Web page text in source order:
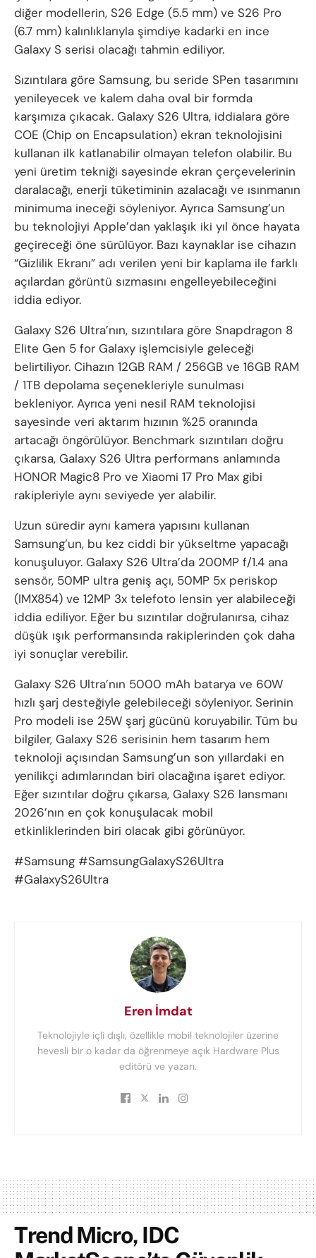
diğer modellerin, S26 Edge (5.5 mm) ve S26 Pro
(6.7 mm) kalınlıklarıyla şimdiye kadarki en ince
Galaxy S serisi olacağı tahmin ediliyor.
Sızıntılara göre Samsung, bu seride SPen tasarımını
yenileyecek ve kalem daha oval bir formda
karşımıza çıkacak. Galaxy S26 Ultra, iddialara göre
COE (Chip on Encapsulation) ekran teknolojisini
kullanan ilk katlanabilir olmayan telefon olabilir. Bu
yeni üretim tekniği sayesinde ekran çerçevelerinin
daralacağı, enerji tüketiminin azalacağı ve ısınmanın
minimuma ineceği söyleniyor. Ayrıca Samsung’un
bu teknolojiyi Apple’dan yaklaşık iki yıl önce hayata
geçireceği öne sürülüyor. Bazı kaynaklar ise cihazın
“Gizlilik Ekranı” adı verilen yeni bir kaplama ile farklı
açılardan görüntü sızmasını engelleyebileceğini
iddia ediyor.
Galaxy S26 Ultra’nın, sızıntılara göre Snapdragon 8
Elite Gen 5 for Galaxy işlemcisiyle geleceği
belirtiliyor. Cihazın 12GB RAM / 256GB ve 16GB RAM
/ 1TB depolama seçenekleriyle sunulması
bekleniyor. Ayrıca yeni nesil RAM teknolojisi
sayesinde veri aktarım hızının %25 oranında
artacağı öngörülüyor. Benchmark sızıntıları doğru
çıkarsa, Galaxy S26 Ultra performans anlamında
HONOR Magic8 Pro ve Xiaomi 17 Pro Max gibi
rakipleriyle aynı seviyede yer alabilir.
Uzun süredir aynı kamera yapısını kullanan
Samsung’un, bu kez ciddi bir yükseltme yapacağı
konuşuluyor. Galaxy S26 Ultra’da 200MP f/1.4 ana
sensör, 50MP ultra geniş açı, 50MP 5x periskop
(IMX854) ve 12MP 3x telefoto lensin yer alabileceği
iddia ediliyor. Eğer bu sızıntılar doğrulanırsa, cihaz
düşük ışık performansında rakiplerinden çok daha
iyi sonuçlar verebilir.
Galaxy S26 Ultra’nın 5000 mAh batarya ve 60W
hızlı şarj desteğiyle gelebileceği söyleniyor. Serinin
Pro modeli ise 25W şarj gücünü koruyabilir. Tüm bu
bilgiler, Galaxy S26 serisinin hem tasarım hem
teknoloji açısından Samsung’un son yıllardaki en
yenilikçi adımlarından biri olacağına işaret ediyor.
Eğer sızıntılar doğru çıkarsa, Galaxy S26 lansmanı
2026’nın en çok konuşulacak mobil
etkinliklerinden biri olacak gibi görünüyor.
#Samsung #SamsungGalaxyS26Ultra
#GalaxyS26Ultra
Eren İmdat
Teknolojiyle içli dışlı, özellikle mobil teknolojiler üzerine
hevesli bir o kadar da öğrenmeye açık Hardware Plus
editörü ve yazarı.
Trend Micro, IDC